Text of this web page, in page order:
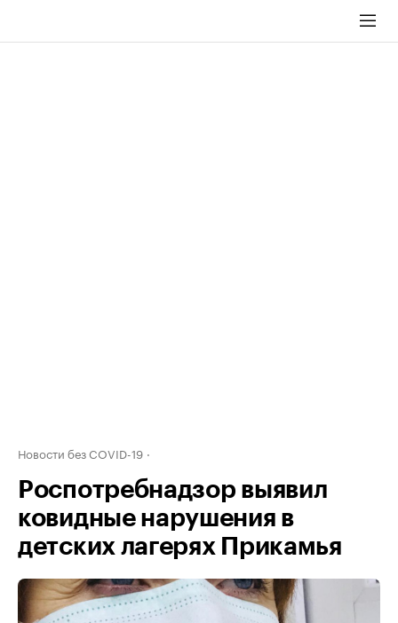
Новости без COVID-19
Роспотребнадзор выявил
ковидные нарушения в
детских лагерях Прикамья